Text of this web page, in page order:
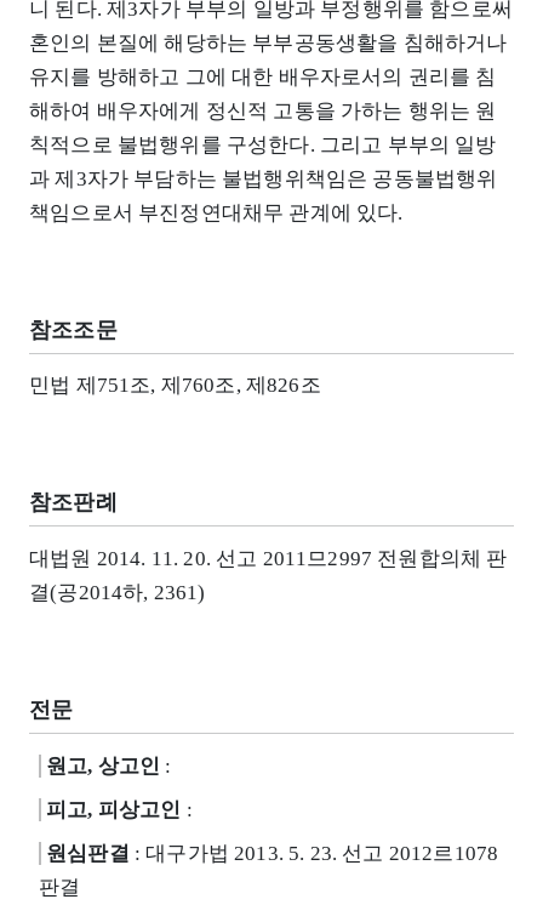
니 된다. 제3자가 부부의 일방과 부정행위를 함으로써
혼인의 본질에 해당하는 부부공동생활을 침해하거나
유지를 방해하고 그에 대한 배우자로서의 권리를 침
해하여 배우자에게 정신적 고통을 가하는 행위는 원
칙적으로 불법행위를 구성한다. 그리고 부부의 일방
과 제3자가 부담하는 불법행위책임은 공동불법행위
책임으로서 부진정연대채무 관계에 있다.
참조조문
민법 제751조, 제760조, 제826조
참조판례
대법원 2014. 11. 20. 선고 2011므2997 전원합의체 판
결(공2014하, 2361)
전문
원고, 상고인 :
피고, 피상고인 :
원심판결 : 대구가법 2013. 5. 23. 선고 2012르1078
판결